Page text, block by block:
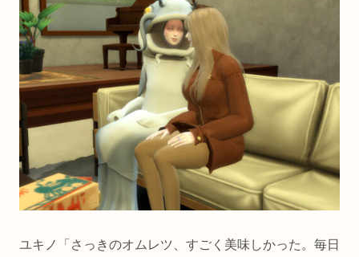
ユキノ「さっきのオムレツ、すごく美味しかった。毎日